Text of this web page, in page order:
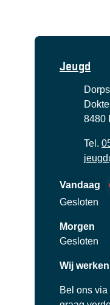
Contact
Jeugd
Adres
,8480
E-mailjeugd
Vandaag
Gesloten
Morgen
Gesloten
Wij
Bel ons